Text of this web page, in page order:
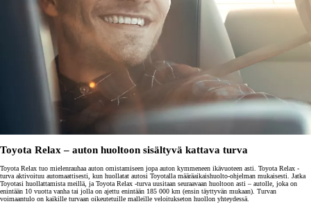
Toyota Relax – auton huoltoon sisältyvä kattava turva
Toyota Relax tuo mielenrauhaa auton omistamiseen jopa auton kymmeneen ikävuoteen asti. Toyota Relax -
turva aktivoituu automaattisesti, kun huollatat autosi Toyotalla määräaikaishuolto-ohjelman mukaisesti. Jatka
Toyotasi huollattamista meillä, ja Toyota Relax -turva uusitaan seuraavaan huoltoon asti – autolle, joka on
enintään 10 vuotta vanha tai jolla on ajettu enintään 185 000 km (ensin täyttyvän mukaan). Turvan
voimaantulo on kaikille turvaan oikeutetuille malleille veloitukseton huollon yhteydessä.